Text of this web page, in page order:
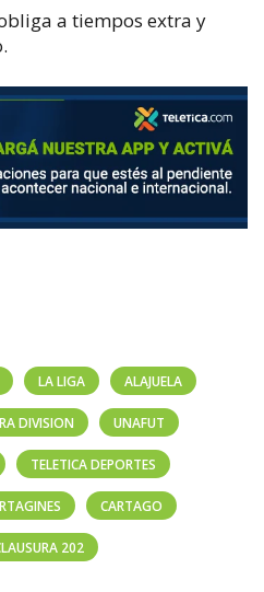
a tiempos extra y
LA LIGA ALAJUELA
DIVISION UNAFUT
TELETICA DEPORTES
CARTAGO
202